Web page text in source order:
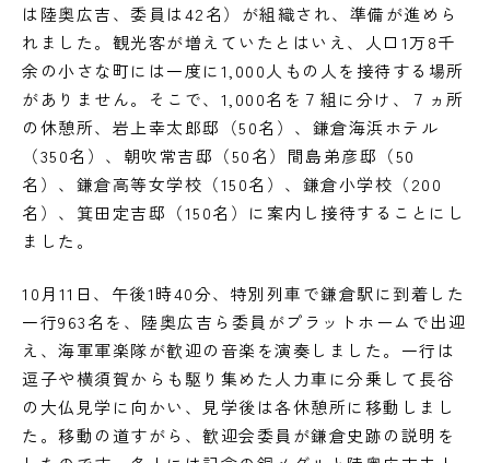
は陸奥広吉、委員は42名）が組織され、準備が進めら
れました。観光客が増えていたとはいえ、人口1万8千
余の小さな町には一度に1,000人もの人を接待する場所
がありません。そこで、1,000名を７組に分け、７ヵ所
の休憩所、岩上幸太郎邸（50名）、鎌倉海浜ホテル
（350名）、朝吹常吉邸（50名）間島弟彦邸（50
名）、鎌倉高等女学校（150名）、鎌倉小学校（200
名）、箕田定吉邸（150名）に案内し接待することにし
ました。
10月11日、午後1時40分、特別列車で鎌倉駅に到着した
一行963名を、陸奥広吉ら委員がプラットホームで出迎
え、海軍軍楽隊が歓迎の音楽を演奏しました。一行は
逗子や横須賀からも駆り集めた人力車に分乗して長谷
の大仏見学に向かい、見学後は各休憩所に移動しまし
た。移動の道すがら、歓迎会委員が鎌倉史跡の説明を